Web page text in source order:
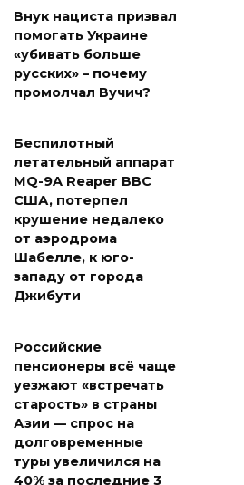
Внук нациста призвал
помогать Украине
«убивать больше
русских» – почему
промолчал Вучич?
Беспилотный
летательный аппарат
MQ-9A Reaper ВВС
США, потерпел
крушение недалеко
от аэродрома
Шабелле, к юго-
западу от города
Джибути
Российские
пенсионеры всё чаще
уезжают «встречать
старость» в страны
Азии — спрос на
долговременные
туры увеличился на
40% за последние 3